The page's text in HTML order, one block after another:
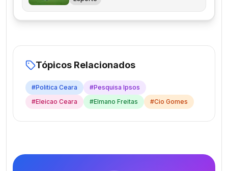
Tópicos Relacionados
#Politica Ceara #Pesquisa Ipsos
#Eleicao Ceara #Elmano Freitas #Cio Gomes